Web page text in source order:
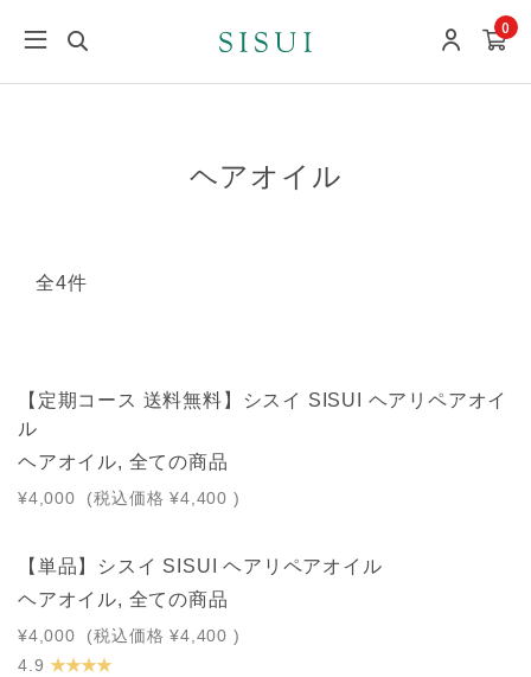
0
ヘアオイル
全4件
【定期コース 送料無料】シスイ SISUI ヘアリペアオイ
ル
ヘアオイル, 全ての商品
¥4,000 (税込価格 ¥4,400 )
【単品】シスイ SISUI ヘアリペアオイル
ヘアオイル, 全ての商品
¥4,000 (税込価格 ¥4,400 )
4.9 ★ ★ ★ ★